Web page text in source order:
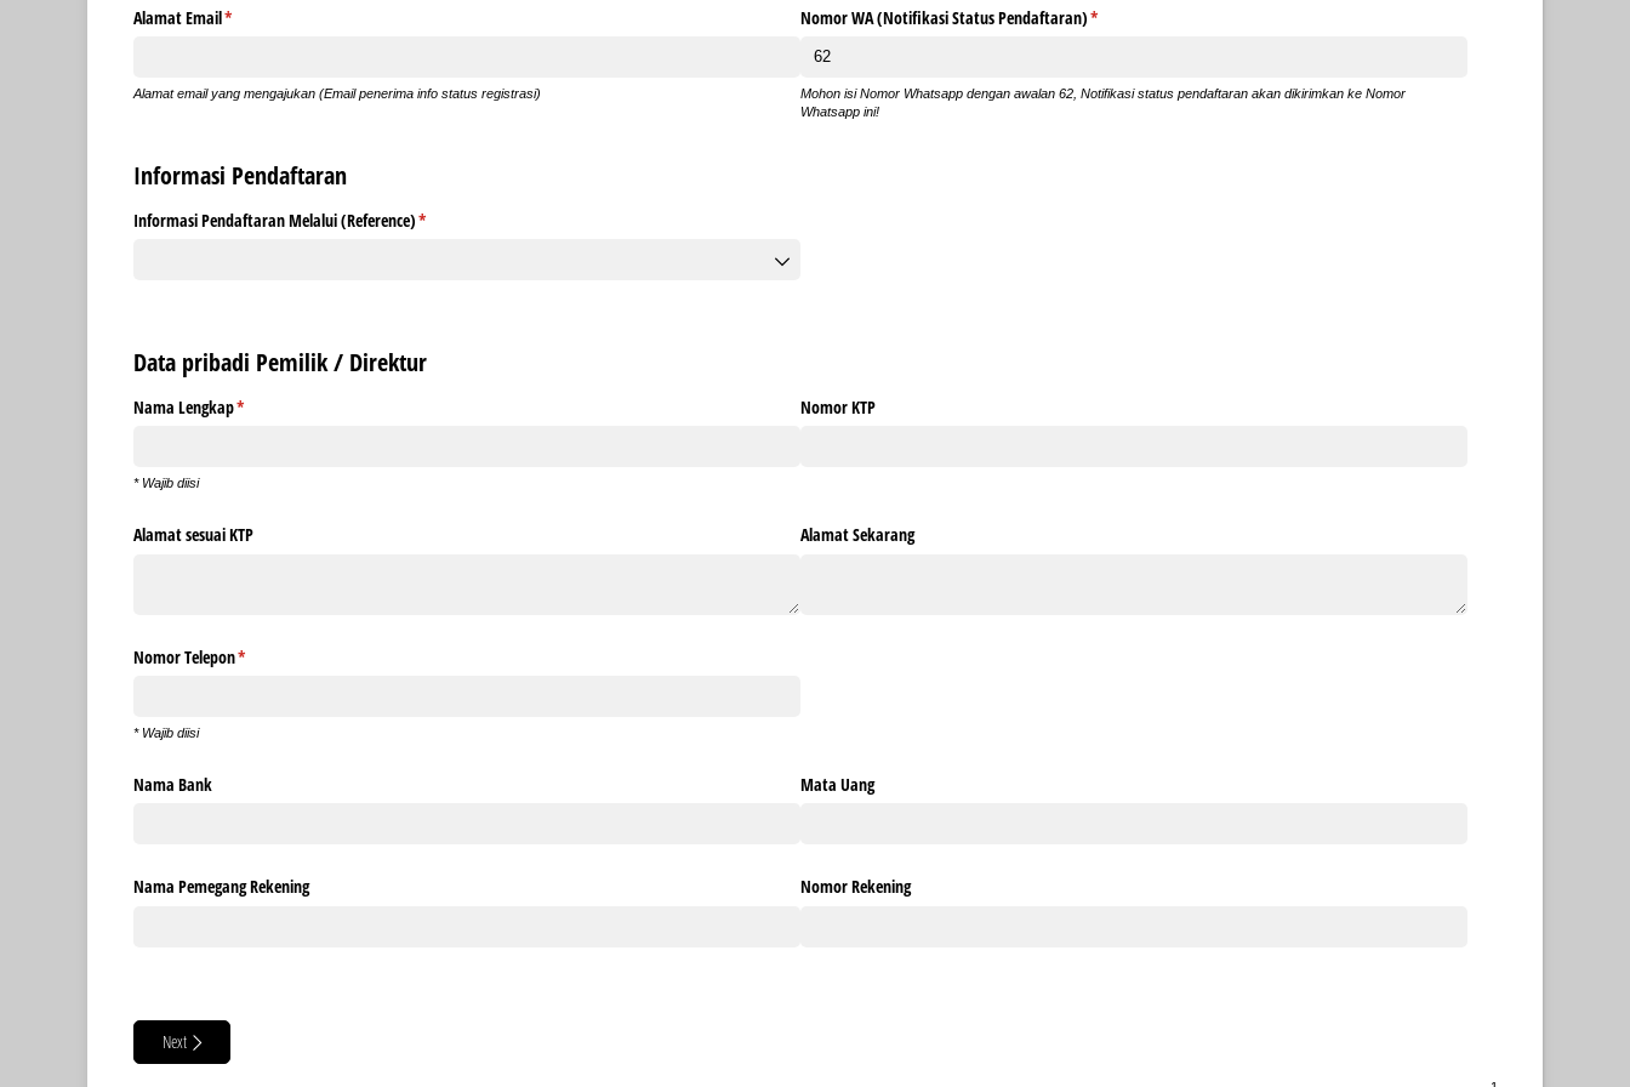
Alamat Email*
(required)
Alamat email yang mengajukan (Email penerima info status registrasi)
Nomor WA (Notifikasi Status Pendaftaran)*
(required)
Mohon isi Nomor Whatsapp dengan awalan 62, Notifikasi status pendaftaran akan dikirimkan ke Nomor
Whatsapp ini!
Informasi Pendaftaran
Informasi Pendaftaran Melalui (Reference)*
(required)
Data pribadi Pemilik / Direktur
Nama Lengkap*
(required)
* Wajib diisi
Nomor KTP
Alamat sesuai KTP Alamat Sekarang
Nomor Telepon*
(required)
* Wajib diisi
Nama Bank Mata Uang
Nama Pemegang Rekening Nomor Rekening
Next